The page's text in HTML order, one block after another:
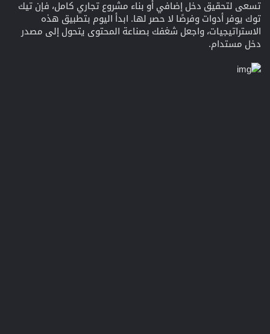
تسعى لتحقيق دخل إضافي أو بناء مشروع تجاري كامل، فإن تيك
توك يوفر أدوات وفرصًا لا حصر لها. ابدأ اليوم بتطبيق هذه
الاستراتيجيات، واجعل شغفك بصناعة المحتوى يتحول إلى مصدر
دخل مستدام.